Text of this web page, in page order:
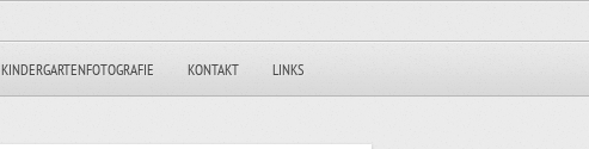
KINDERGARTENFOTOGRAFIE KONTAKT LINKS